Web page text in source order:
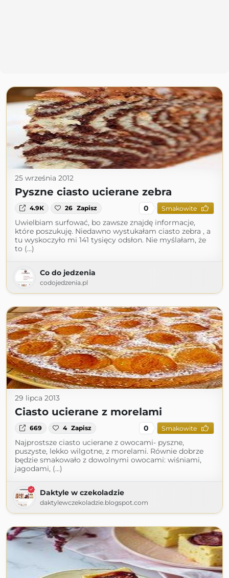
25 września 2012
Pyszne ciasto ucierane zebra
4.9K 26 Zapisz 0 Smakowite
Uwielbiam surfować, bo zawsze znajdę informacje,
które poszukuję. Niedawno wystukałam ciasto zebra , a
tu wyskoczyło mi 141 tysięcy odsłon. Nie myślałam, że
to (...)
Co do jedzenia
codojedzenia.pl
29 lipca 2013
Ciasto ucierane z morelami
669 4 Zapisz 0 Smakowite
Najprostsze ciasto ucierane z owocami- pyszne,
puszyste, lekko wilgotne, z morelami. Równie dobrze
będzie smakowało z dowolnymi owocami: wiśniami,
jagodami, (...)
Daktyle w czekoladzie
daktylewczekoladzie.blogspot.com